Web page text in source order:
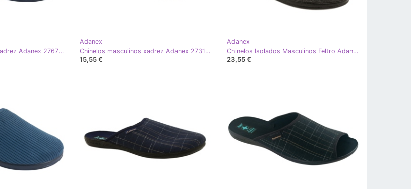
Chinelos masculinos xadrez Adanex 27671 bege preto multicolorido
Adanex
Chinelos masculinos xadrez Adanex 27319 azul-marinho azul
15,55 €
Adanex
Chinelos Isolados Masculinos Feltro Adanex 22530- PPP6 Cinza
23,55 €